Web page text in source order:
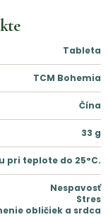
Tableta
TCM Bohemia
Čína
33 g
pri teplote do 25°C.
Nespavosť
Stres
obličiek a srdca